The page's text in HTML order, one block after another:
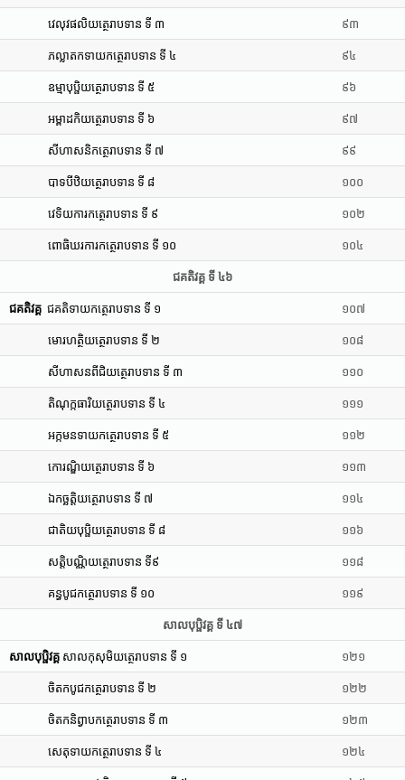
វេលុវផលិយត្ថេរាបទាន ទី ៣ ៩៣
ភល្លាតកទាយកត្ថេរាបទាន ទី ៤ ៩៤
ឧម្មាបុប្ផិយត្ថេរាបទាន ទី ៥ ៩៦
អម្ពាដកិយត្ថេរាបទាន ទី ៦ ៩៧
សីហាសនិកត្ថេរាបទាន ទី ៧ ៩៩
បាទបីឋិយត្ថេរាបទាន ទី ៨ ១០០
វេទិយការកត្ថេរាបទាន ទី ៩ ១០២
ពោធិឃរការកត្ថេរាបទាន ទី ១០ ១០៤
ជគតិវគ្គ ទី ៤៦
ជគតិវគ្គ ជគតិទាយកត្ថេរាបទាន ទី ១ ១០៧
មោរហត្ថិយត្ថេរាបទាន ទី ២ ១០៨
សីហាសនពីជិយត្ថេរាបទាន ទី ៣ ១១០
តិណុក្កធារិយត្ថេរាបទាន ទី ៤ ១១១
អក្កមនទាយកត្ថេរាបទាន ទី ៥ ១១២
កោរណ្ឌិយត្ថេរាបទាន ទី ៦ ១១៣
ឯកច្ឆត្តិយត្ថេរាបទាន ទី ៧ ១១៤
ជាតិយបុប្ផិយត្ថេរាបទាន ទី ៨ ១១៦
សត្តិបណ្ណិយត្ថេរាបទាន ទី៩ ១១៨
គន្ធបូជកត្ថេរាបទាន ទី ១០ ១១៩
សាលបុប្ផិវគ្គ ទី ៤៧
សាលបុប្ផិវគ្គ សាលកុសុមិយត្ថេរាបទាន ទី ១ ១២១
ចិតកបូជកត្ថេរាបទាន ទី ២ ១២២
ចិតកនិព្វាបកត្ថេរាបទាន ទី ៣ ១២៣
សេតុទាយកត្ថេរាបទាន ទី ៤ ១២៤